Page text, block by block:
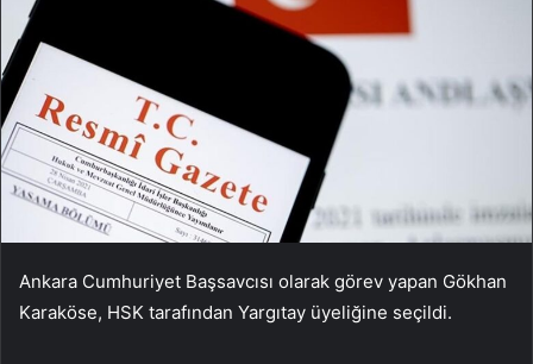
Ankara Cumhuriyet Başsavcısı olarak görev yapan Gökhan
Karaköse, HSK tarafından Yargıtay üyeliğine seçildi.